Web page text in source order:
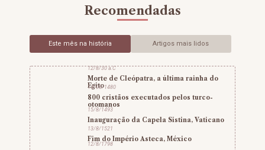
Recomendadas
Este mês na história Artigos mais lidos
12/8/30 a.C
Morte de Cleópatra, a última rainha do
Egito
14/08/1480
800 cristãos executados pelos turco-
otomanos
15/8/1493
Inauguração da Capela Sistina, Vaticano
13/8/1521
Fim do Império Asteca, México
12/8/1798